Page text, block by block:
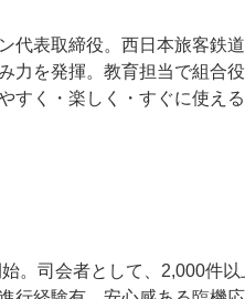
代表取締役。西日本旅客鉄
力を発揮。教育担当で組合
すく・楽しく・すぐに使え
。司会者として、2,000件